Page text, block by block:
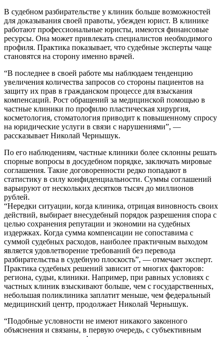
В судебном разбирательстве у клиник больше возможностей
для доказывания своей правоты, убежден юрист. В клинике
работают профессиональные юристы, имеются финансовые
ресурсы. Она может привлекать специалистов необходимого
профиля. Практика показывает, что судебные эксперты чаще
становятся на сторону именно врачей.
“В последнее в своей работе мы наблюдаем тенденцию
увеличения количества запросов со стороны пациентов на
защиту их прав в гражданском процессе для взыскания
компенсаций. Рост обращений за медицинской помощью в
частные клиники по профилю пластическая хирургия,
косметология, стоматология приводит к повышенному спросу
на юридические услуги в связи с нарушениями”, —
рассказывает Николай Чернышук.
По его наблюдениям, частные клиники более склонны решать
спорные вопросы в досудебном порядке, заключать мировые
соглашения. Такие договоренности редко попадают в
статистику в силу конфиденциальности. Суммы соглашений
варьируют от нескольких десятков тысяч до миллионов
рублей.
“Нередки ситуации, когда клиника, отрицая виновность своих
действий, выбирает внесудебный порядок разрешения спора с
целью сохранения репутации и экономии на судебных
издержках. Когда сумма компенсации не сопоставима с
суммой судебных расходов, наиболее практичным выходом
является удовлетворение требований без перевода
разбирательства в судебную плоскость”, — отмечает эксперт.
Практика судебных решений зависит от многих факторов:
региона, судьи, клиники. Например, при равных условиях с
частных клиник взыскивают больше, чем с государственных,
небольшая поликлиника заплатит меньше, чем федеральный
медицинский центр, продолжает Николай Чернышук.
“Подобные условности не имеют никакого законного
объяснения и связаны, в первую очередь, с субъективным